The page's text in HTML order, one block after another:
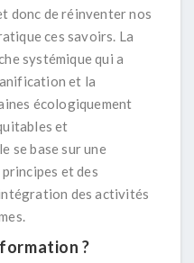
donc de réinventer nos
ces savoirs. La
systémique qui a
et la
écologiquement
et
se base sur une
et des
des activités
?